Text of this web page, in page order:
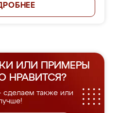
ИЛИ ПРИМЕРЫ
НРАВИТСЯ?
сделаем также или